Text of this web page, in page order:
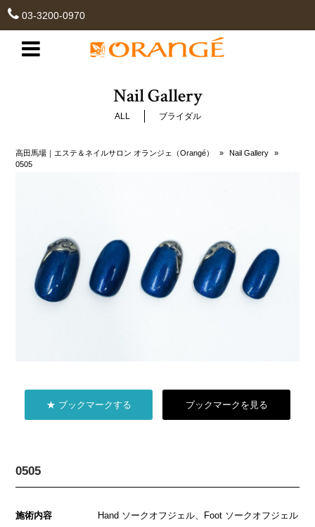
03-3200-0970
Nail Gallery
ALL ブライダル
高田馬場｜エステ＆ネイルサロン オランジェ（Orangé） » Nail Gallery
»
0505
★ ブックマークする ブックマークを見る
0505
施術内容 Hand ソークオフジェル、Foot ソークオフジェル